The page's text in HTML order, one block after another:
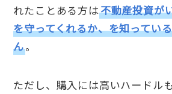
れたことある方は不動産投資が
を守ってくれるか、を知ってい
ん。
ただし、購入には高いハードル